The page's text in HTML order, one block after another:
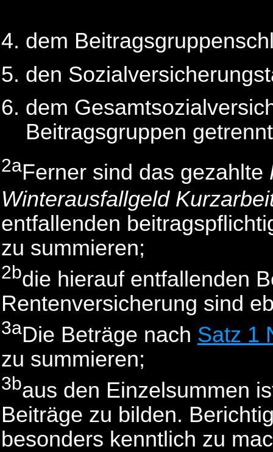
dem
den
dem
Beitragsgruppen
2aFerner sind das gezahlte
Winterausfallgeld
entfallenden
zu summieren;
2bdie hierauf entfallenden
Rentenversicherung sind
3aDie Beträge nach Satz 1
zu summieren;
3baus den Einzelsummen
Beiträge zu bilden.
besonders kenntlich zu